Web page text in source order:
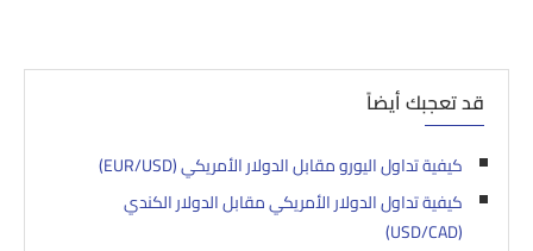
قد تعجبك أيضاً
كيفية تداول اليورو مقابل الدولار الأمريكي (EUR/USD)
كيفية تداول الدولار الأمريكي مقابل الدولار الكندي
(USD/CAD)